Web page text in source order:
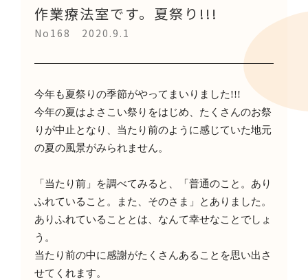
作業療法室です。夏祭り!!!
No168 2020.9.1
今年も夏祭りの季節がやってまいりました!!!
今年の夏はよさこい祭りをはじめ、たくさんのお祭
りが中止となり、当たり前のように感じていた地元
の夏の風景がみられません。
「当たり前」を調べてみると、「普通のこと。あり
ふれていること。また、そのさま」とありました。
ありふれていることとは、なんて幸せなことでしょ
う。
当たり前の中に感謝がたくさんあることを思い出さ
せてくれます。